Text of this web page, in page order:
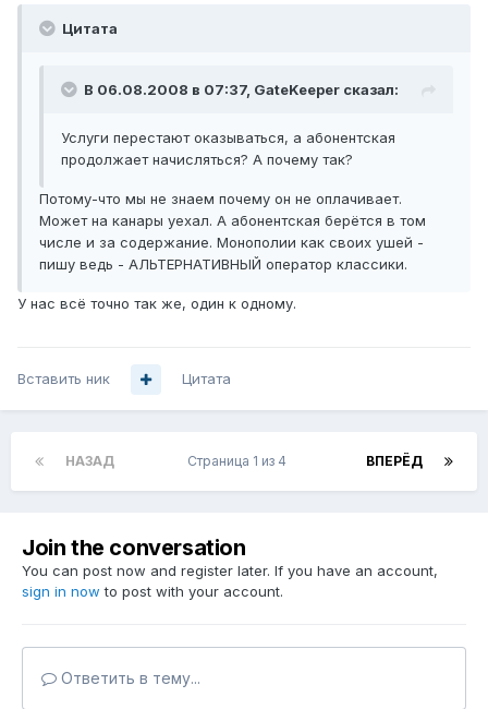
Цитата
В 06.08.2008 в 07:37, GateKeeper сказал:
Услуги перестают оказываться, а абонентская
продолжает начисляться? А почему так?
Потому-что мы не знаем почему он не оплачивает.
Может на канары уехал. А абонентская берётся в том
числе и за содержание. Монополии как своих ушей -
пишу ведь - АЛЬТЕРНАТИВНЫЙ оператор классики.
У нас всё точно так же, один к одному.
Вставить ник Цитата
НАЗАД ВПЕРЁД
Страница 1 из 4
Join the conversation
You can post now and register later. If you have an account,
sign in now to post with your account.
Ответить в тему...